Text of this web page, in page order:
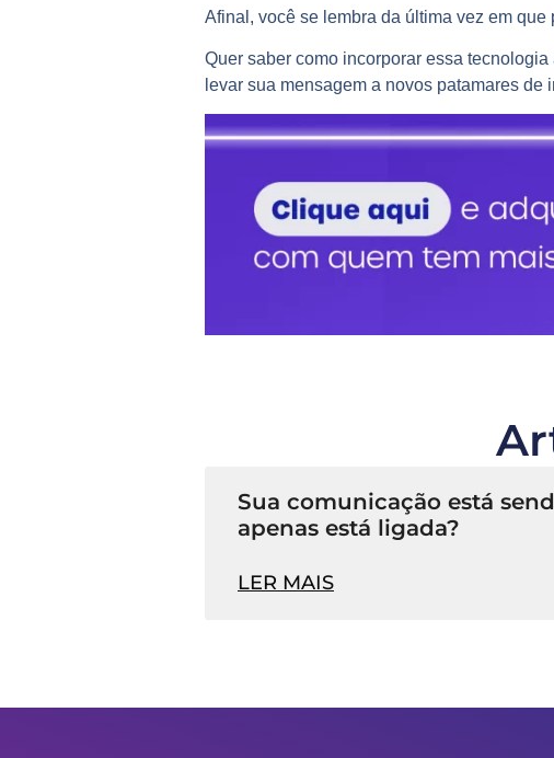
Afinal, você se lembra da última vez em
Quer saber como incorporar essa
levar sua mensagem a novos patamares
Sua comunicação está
apenas está ligada?
LER MAIS